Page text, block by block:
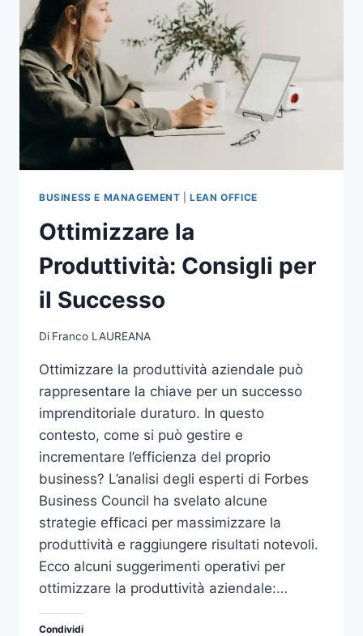
BUSINESS E MANAGEMENT |LEAN OFFICE
Ottimizzare la
Produttività: Consigli per
il Successo
Di Franco LAUREANA
Ottimizzare la produttività aziendale può
rappresentare la chiave per un successo
imprenditoriale duraturo. In questo
contesto, come si può gestire e
incrementare l’efficienza del proprio
business? L’analisi degli esperti di Forbes
Business Council ha svelato alcune
strategie efficaci per massimizzare la
produttività e raggiungere risultati notevoli.
Ecco alcuni suggerimenti operativi per
ottimizzare la produttività aziendale:…
Condividi